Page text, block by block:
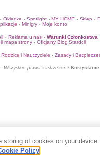
• Okładka • Spotlight • MY HOME • Sklep •
• Minigry • Moje konto
• Reklama u nas • Warunki Członkostwa •
mapa strony • Oficjalny Blog Stardoll
Rodzice i Nauczyciele • Zasady i
prawa zastrzeżone.
storing of cookies on your
Policy